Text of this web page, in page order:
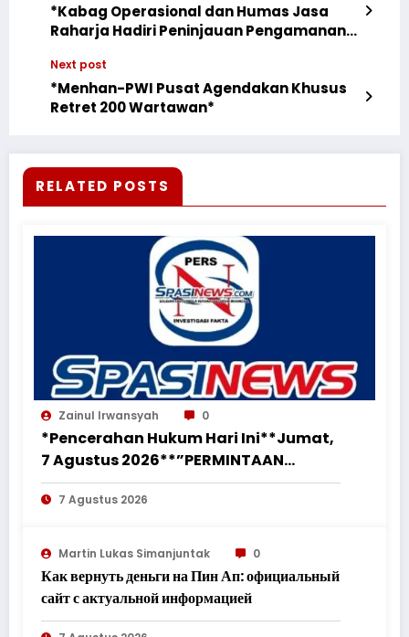
*Kabag Operasional dan Humas Jasa
Raharja Hadiri Peninjauan Pengamanan
Next post
*Menhan-PWI Pusat Agendakan Khusus
Retret 200 Wartawan*
RELATED POSTS
Zainul Irwansyah 0
*Pencerahan Hukum Hari Ini**Jumat,
7 Agustus 2026**”PERMINTAAN
PERUBAHAN PEKERJAAN SECARA LISAN
TIDAK MENGHAPUS KEWAJIBAN
PEKERJAAN SESUAI PERJANJIAN
TERTULIS”*
7 Agustus 2026
Martin Lukas Simanjuntak 0
Как вернуть деньги на Пин Ап: официальный
сайт с актуальной информацией